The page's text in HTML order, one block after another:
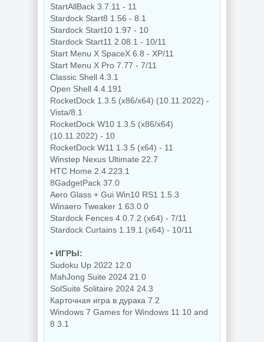
StartAllBack 3.7.11 - 11
Stardock Start8 1.56 - 8.1
Stardock Start10 1.97 - 10
Stardock Start11 2.08.1 - 10/11
Start Menu X SpaceX 6.8 - XP/11
Start Menu X Pro 7.77 - 7/11
Classic Shell 4.3.1
Open Shell 4.4.191
RocketDock 1.3.5 (x86/x64) (10.11.2022) -
Vista/8.1
RocketDock W10 1.3.5 (x86/x64)
(10.11.2022) - 10
RocketDock W11 1.3.5 (x64) - 11
Winstep Nexus Ultimate 22.7
HTC Home 2.4.223.1
8GadgetPack 37.0
Aero Glass + Gui Win10 RS1 1.5.3
Winaero Tweaker 1.63.0.0
Stardock Fences 4.0.7.2 (x64) - 7/11
Stardock Curtains 1.19.1 (x64) - 10/11
• ИГРЫ:
Sudoku Up 2022 12.0
MahJong Suite 2024 21.0
SolSuite Solitaire 2024 24.3
Карточная игра в дурака 7.2
Windows 7 Games for Windows 11 10 and
8 3.1